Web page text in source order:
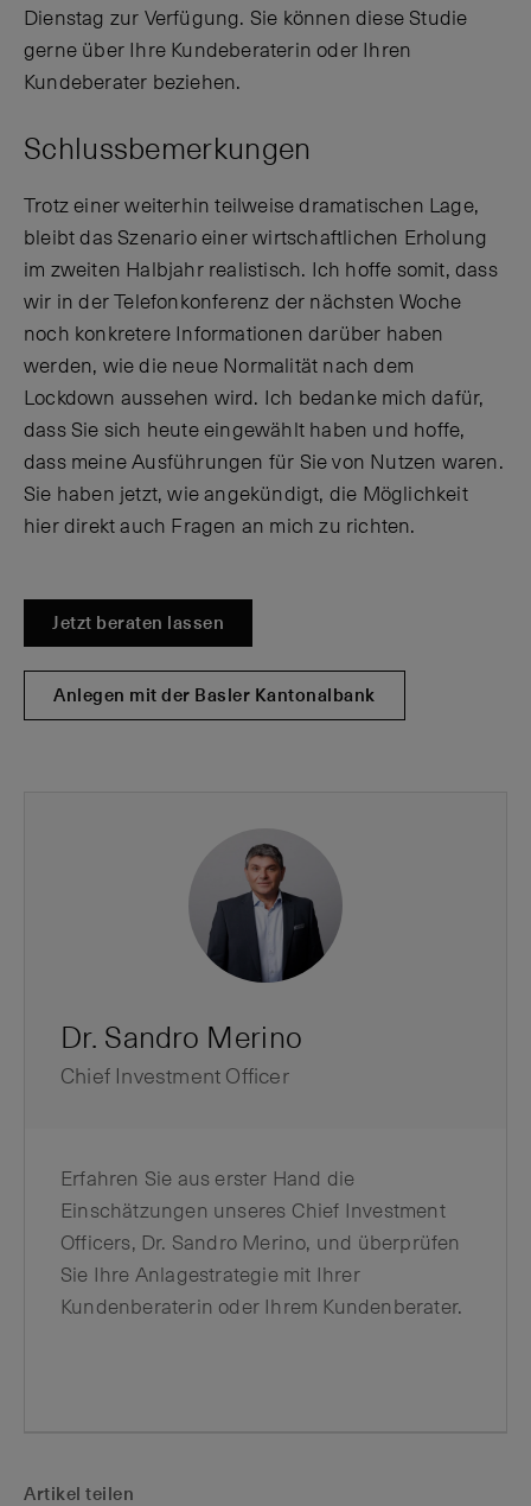
Dienstag zur Verfügung. Sie können diese Studie
gerne über Ihre Kundeberaterin oder Ihren
Kundeberater beziehen.
Schlussbemerkungen
Trotz einer weiterhin teilweise dramatischen Lage,
bleibt das Szenario einer wirtschaftlichen Erholung
im zweiten Halbjahr realistisch. Ich hoffe somit, dass
wir in der Telefonkonferenz der nächsten Woche
noch konkretere Informationen darüber haben
werden, wie die neue Normalität nach dem
Lockdown aussehen wird. Ich bedanke mich dafür,
dass Sie sich heute eingewählt haben und hoffe,
dass meine Ausführungen für Sie von Nutzen waren.
Sie haben jetzt, wie angekündigt, die Möglichkeit
hier direkt auch Fragen an mich zu richten.
Jetzt beraten lassen
Anlegen mit der Basler Kantonalbank
Dr. Sandro Merino
Chief Investment Officer
Erfahren Sie aus erster Hand die
Einschätzungen unseres Chief Investment
Officers, Dr. Sandro Merino, und überprüfen
Sie Ihre Anlagestrategie mit Ihrer
Kundenberaterin oder Ihrem Kundenberater.
Artikel teilen